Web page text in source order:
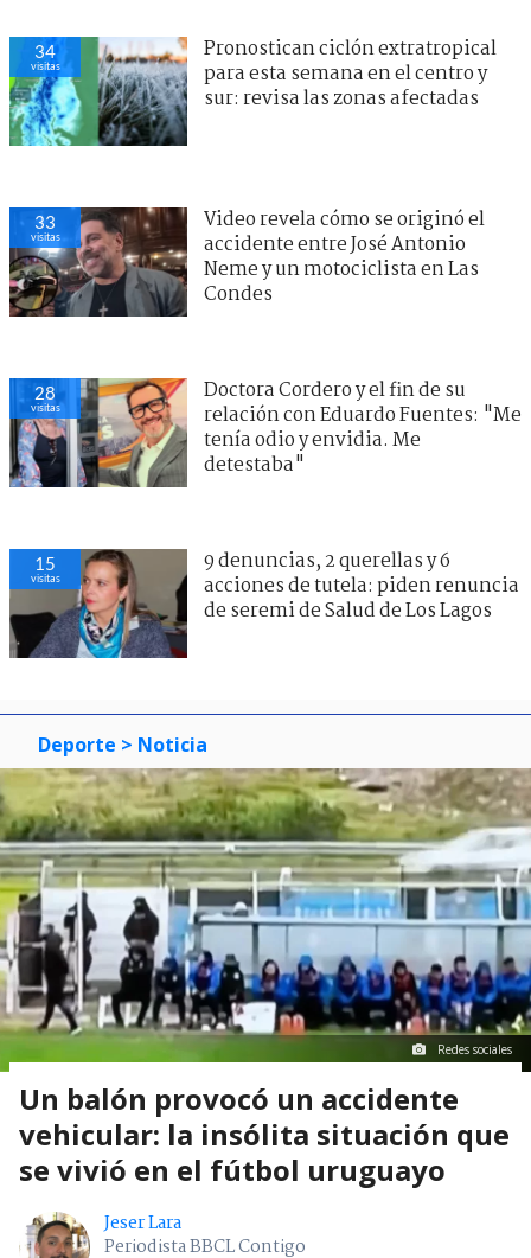
34
visitas
Pronostican ciclón extratropical
para esta semana en el centro y
sur: revisa las zonas afectadas
33
visitas
Video revela cómo se originó el
accidente entre José Antonio
Neme y un motociclista en Las
Condes
28
visitas
Doctora Cordero y el fin de su
relación con Eduardo Fuentes: "Me
tenía odio y envidia. Me
detestaba"
15
visitas
9 denuncias, 2 querellas y 6
acciones de tutela: piden renuncia
de seremi de Salud de Los Lagos
Deporte > Noticia
Redes sociales
Un balón provocó un accidente
vehicular: la insólita situación que
se vivió en el fútbol uruguayo
Jeser Lara
Periodista BBCL Contigo